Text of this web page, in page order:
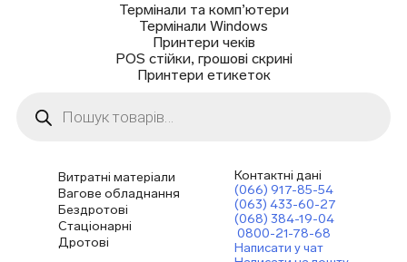
Термінали та комп’ютери
Термінали Windows
Принтери чеків
POS стійки, грошові скрині
Принтери етикеток
товарів
Витратні матеріали
Вагове обладнання
Бездротові
Стаціонарні
Дротові
Контактні дані
(066) 917-85-54
(063) 433-60-27
(068) 384-19-04
0800-21-78-68
Написати у чат